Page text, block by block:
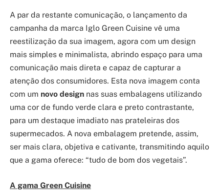
A par da restante comunicação, o lançamento da
campanha da marca Iglo Green Cuisine vê uma
reestilização da sua imagem, agora com um design
mais simples e minimalista, abrindo espaço para uma
comunicação mais direta e capaz de capturar a
atenção dos consumidores. Esta nova imagem conta
com um novo design nas suas embalagens utilizando
uma cor de fundo verde clara e preto contrastante,
para um destaque imadiato nas prateleiras dos
supermecados. A nova embalagem pretende, assim,
ser mais clara, objetiva e cativante, transmitindo aquilo
que a gama oferece: “tudo de bom dos vegetais”.
A gama Green Cuisine